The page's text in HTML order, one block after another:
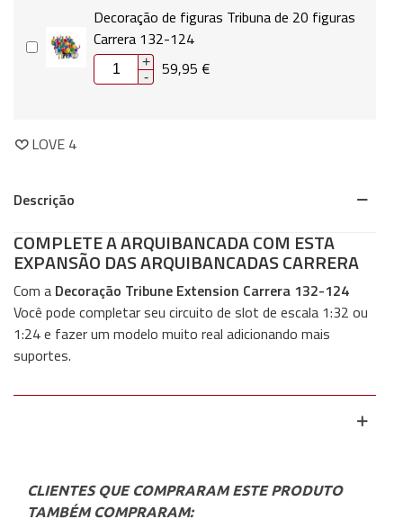
Decoração de figuras Tribuna de 20 figuras
Carrera 132-124
+
-
59,95 €
LOVE 4
Descrição
COMPLETE A ARQUIBANCADA COM ESTA
EXPANSÃO DAS ARQUIBANCADAS CARRERA
Com a Decoração Tribune Extension Carrera 132-124
Você pode completar seu circuito de slot de escala 1:32 ou
1:24 e fazer um modelo muito real adicionando mais
suportes.
CLIENTES QUE COMPRARAM ESTE PRODUTO
TAMBÉM COMPRARAM: